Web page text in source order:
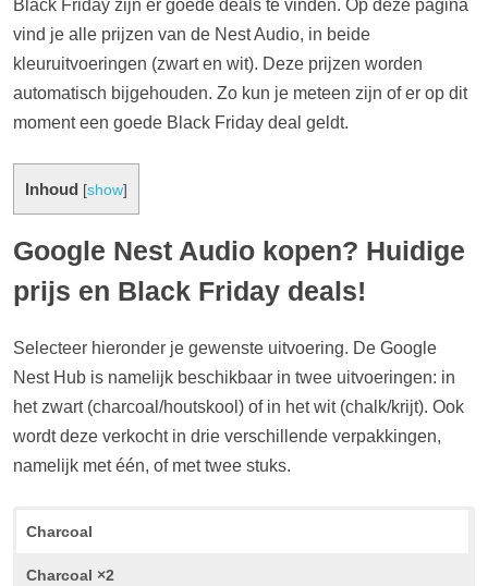
Black Friday zijn er goede deals te vinden. Op deze pagina
vind je alle prijzen van de Nest Audio, in beide
kleuruitvoeringen (zwart en wit). Deze prijzen worden
automatisch bijgehouden. Zo kun je meteen zijn of er op dit
moment een goede Black Friday deal geldt.
Inhoud [show]
Google Nest Audio kopen? Huidige
prijs en Black Friday deals!
Selecteer hieronder je gewenste uitvoering. De Google
Nest Hub is namelijk beschikbaar in twee uitvoeringen: in
het zwart (charcoal/houtskool) of in het wit (chalk/krijt). Ook
wordt deze verkocht in drie verschillende verpakkingen,
namelijk met één, of met twee stuks.
Charcoal
Charcoal ×2